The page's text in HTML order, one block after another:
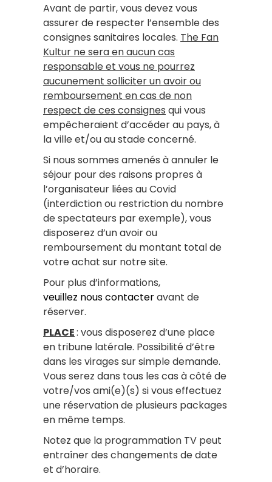
Avant de partir, vous devez vous
assurer de respecter l’ensemble des
consignes sanitaires locales. The Fan
Kultur ne sera en aucun cas
responsable et vous ne pourrez
aucunement solliciter un avoir ou
remboursement en cas de non
respect de ces consignes qui vous
empêcheraient d’accéder au pays, à
la ville et/ou au stade concerné.
Si nous sommes amenés à annuler le
séjour pour des raisons propres à
l’organisateur liées au Covid
(interdiction ou restriction du nombre
de spectateurs par exemple), vous
disposerez d’un avoir ou
remboursement du montant total de
votre achat sur notre site.
Pour plus d’informations,
veuillez nous contacteravant de
réserver.
PLACE: vous disposerez d’une place
en tribune latérale. Possibilité d’être
dans les virages sur simple demande.
Vous serez dans tous les cas à côté de
votre/vos ami(e)(s) si vous effectuez
une réservation de plusieurs packages
en même temps.
Notez que la programmation TV peut
entraîner des changements de date
et d’horaire.